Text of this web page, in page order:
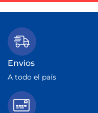
Envios
A todo el país